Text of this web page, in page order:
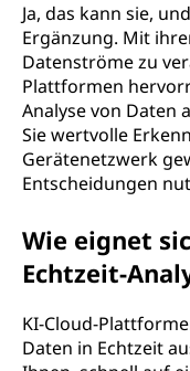
Ja, das kann sie,
Ergänzung. Mit
Datenströme zu
Plattformen
Analyse von Daten
Sie wertvolle
Gerätenetzwerk
Entscheidungen
Wie eignet
Echtzeit-
KI-Cloud-
Daten in Echtzeit